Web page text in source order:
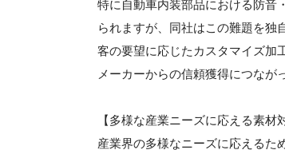
特に自動車内装部品における防音
られますが、同社はこの難題を独
客の要望に応じたカスタマイズ加
メーカーからの信頼獲得につなが
【多様な産業ニーズに応える素材
産業界の多様なニーズに応えるた